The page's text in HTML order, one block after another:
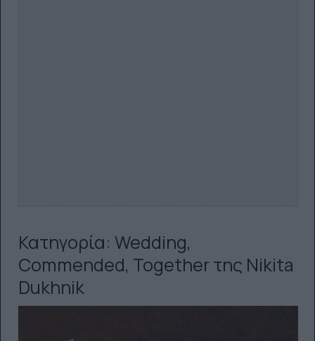
Κατηγορία: Wedding,
Commended, Together της Nikita
Dukhnik